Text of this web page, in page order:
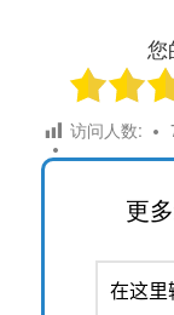
您
访问人数:
更